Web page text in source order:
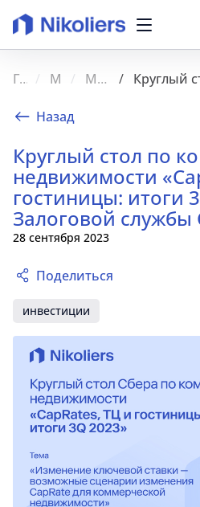
Новости
Мероприятия
Блог
Главная Медиа Мероприятия
Назад
Круглый стол по
недвижимости
гостиницы: итоги
Залоговой службы
28 сентября 2023
Поделиться
инвестиции